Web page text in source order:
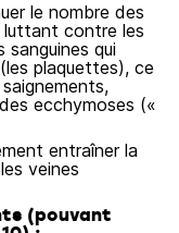
le nombre des
luttant contre les
sanguines qui
plaquettes), ce
ecchymoses («
entraîner la
veines
(pouvant